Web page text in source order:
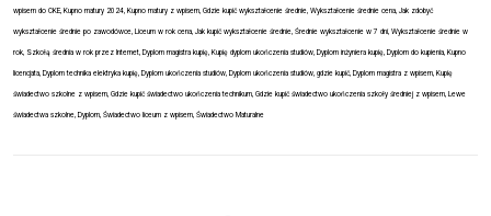
wpisem do CKE, Kupno matury 2024, Kupno matury z wpisem, Gdzie kupić wykształcenie średnie, Wykształcenie średnie cena, Jak zdobyć
wykształcenie średnie po zawodówce, Liceum w rok cena, Jak kupić wykształcenie średnie, Średnie wykształcenie w 7 dni, Wykształcenie średnie w
rok, Szkołą średnia w rok przez Internet, Dyplom magistra kupię, Kupię dyplom ukończenia studiów, Dyplom inżyniera kupię, Dyplom do kupienia, Kupno
licencjata, Dyplom technika elektryka kupię, Dyplom ukończenia studiów, Dyplom ukończenia studiów, gdzie kupić, Dyplom magistra z wpisem, Kupię
świadectwo szkolne z wpisem, Gdzie kupić świadectwo ukończenia technikum, Gdzie kupić świadectwo ukończenia szkoły średniej z wpisem, Lewe
świadectwa szkolne, Dyplom, Świadectwo liceum z wpisem, Świadectwo Maturalne